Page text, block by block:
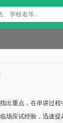
出重点，在串讲过
场应试经验，迅速